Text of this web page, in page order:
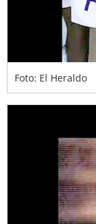
Foto: El Heraldo